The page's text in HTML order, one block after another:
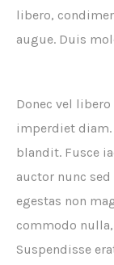
libero,
augue. Duis
Donec vel
imperdiet
blandit. Fusce
auctor nunc
egestas non
commodo
Suspendisse